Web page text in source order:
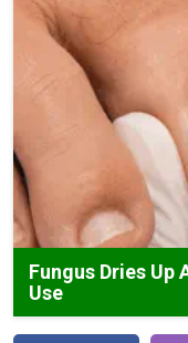
Fungus Dries
Use